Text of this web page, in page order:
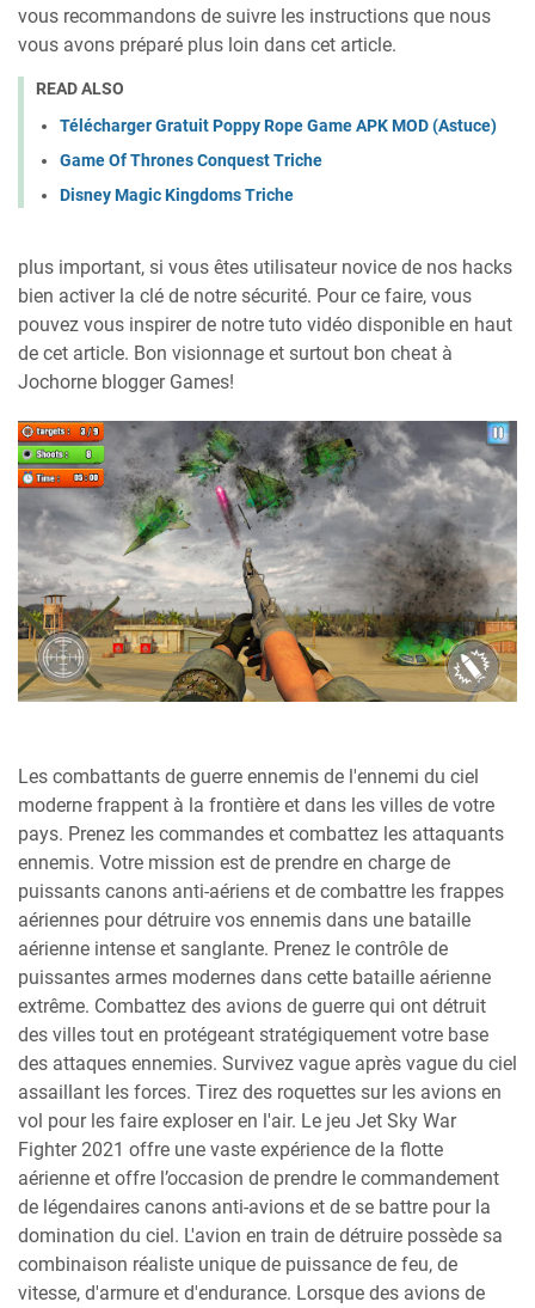
vous recommandons de suivre les instructions que nous
vous avons préparé plus loin dans cet article.
READ ALSO
Télécharger Gratuit Poppy Rope Game APK MOD (Astuce)
Game Of Thrones Conquest Triche
Disney Magic Kingdoms Triche
plus important, si vous êtes utilisateur novice de nos hacks
bien activer la clé de notre sécurité. Pour ce faire, vous
pouvez vous inspirer de notre tuto vidéo disponible en haut
de cet article. Bon visionnage et surtout bon cheat à
Jochorne blogger Games!
Les combattants de guerre ennemis de l'ennemi du ciel
moderne frappent à la frontière et dans les villes de votre
pays. Prenez les commandes et combattez les attaquants
ennemis. Votre mission est de prendre en charge de
puissants canons anti-aériens et de combattre les frappes
aériennes pour détruire vos ennemis dans une bataille
aérienne intense et sanglante. Prenez le contrôle de
puissantes armes modernes dans cette bataille aérienne
extrême. Combattez des avions de guerre qui ont détruit
des villes tout en protégeant stratégiquement votre base
des attaques ennemies. Survivez vague après vague du ciel
assaillant les forces. Tirez des roquettes sur les avions en
vol pour les faire exploser en l'air. Le jeu Jet Sky War
Fighter 2021 offre une vaste expérience de la flotte
aérienne et offre l’occasion de prendre le commandement
de légendaires canons anti-avions et de se battre pour la
domination du ciel. L'avion en train de détruire possède sa
combinaison réaliste unique de puissance de feu, de
vitesse, d'armure et d'endurance. Lorsque des avions de